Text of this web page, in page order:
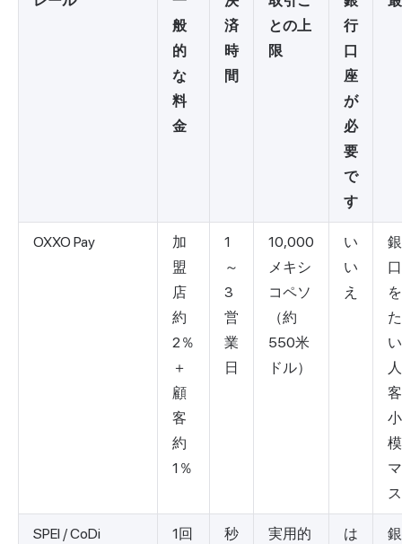
般
的
な
料
金
済
時
間
との上
限
行
口
座
が
必
要
で
す
OXXO Pay
加
盟
店
約
2％
＋
顧
客
約
1％
1
～
3
営
業
日
10,000
メキシ
コペソ
（約
550米
ドル）
い
い
え
ス
SPEI / CoDi
1回
秒
実用的
は